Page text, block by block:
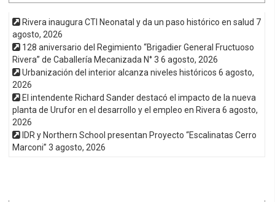
Rivera inaugura CTI Neonatal y da un paso histórico en salud 7
agosto, 2026
128 aniversario del Regimiento “Brigadier General Fructuoso
Rivera” de Caballería Mecanizada N° 3 6 agosto, 2026
Urbanización del interior alcanza niveles históricos 6 agosto,
2026
El intendente Richard Sander destacó el impacto de la nueva
planta de Urufor en el desarrollo y el empleo en Rivera 6 agosto,
2026
IDR y Northern School presentan Proyecto “Escalinatas Cerro
Marconi” 3 agosto, 2026